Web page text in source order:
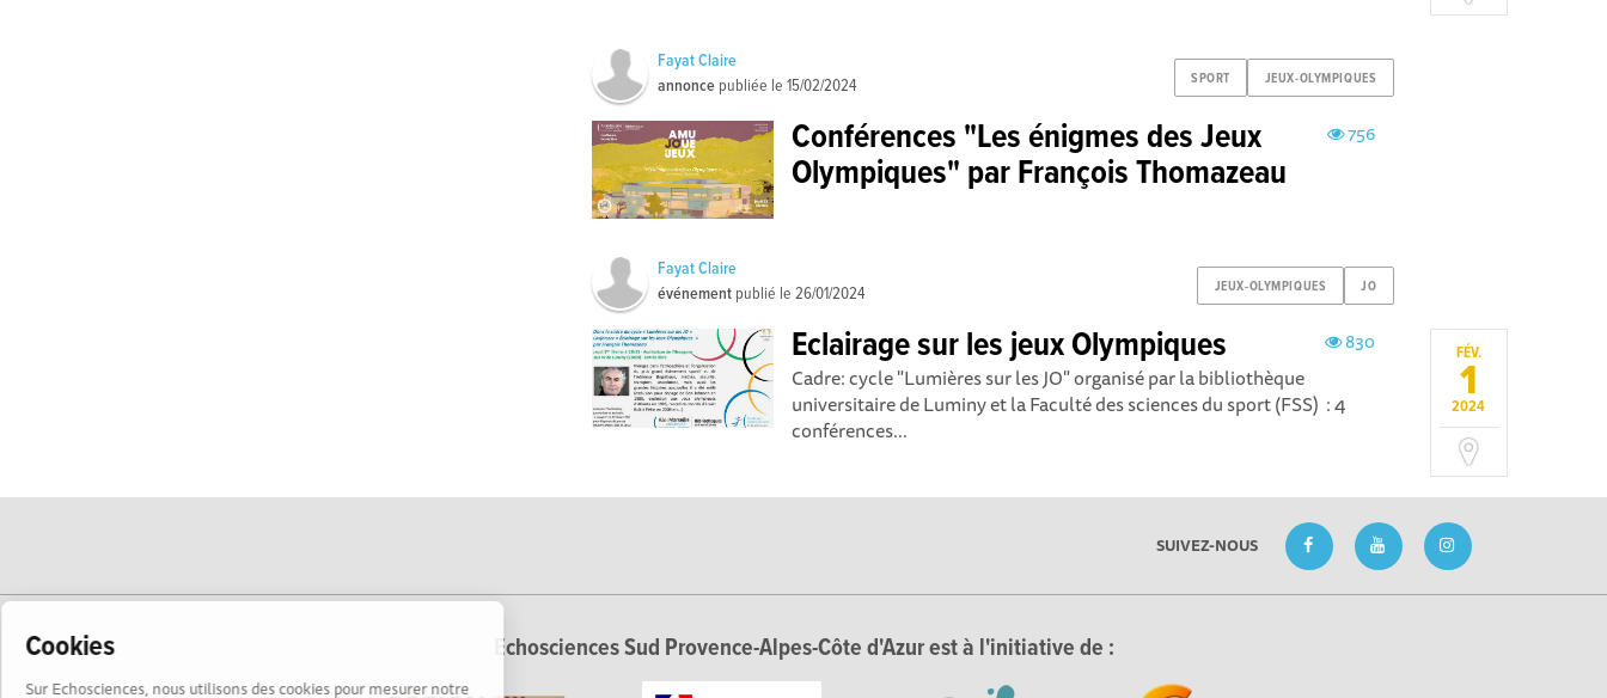
Cookies
Sur Echosciences, nous utilisons des cookies pour mesurer notre
SPORT JEUX-OLYMPIQUES
Fayat Claire
annonce publiée le15/02/2024
756
Conférences "Les énigmes des Jeux
Olympiques" par François Thomazeau
JEUX-OLYMPIQUES JO
Fayat Claire
événement publié le26/01/2024
FÉV.
1
2024
830
Eclairage sur les jeux Olympiques
Cadre: cycle "Lumières sur les JO" organisé par la bibliothèque
universitaire de Luminy et la Faculté des sciences du sport (FSS) : 4
conférences...
SUIVEZ-NOUS
Echosciences Sud Provence-Alpes-Côte d'Azur est à l'initiative de :